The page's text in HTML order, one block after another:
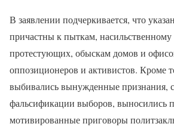
В заявлении подчеркивается, что
причастны к пыткам,
протестующих, обыскам домов и
оппозиционеров и активистов. Кроме
выбивались вынужденные признания,
фальсификации выборов, выносились
мотивированные приговоры